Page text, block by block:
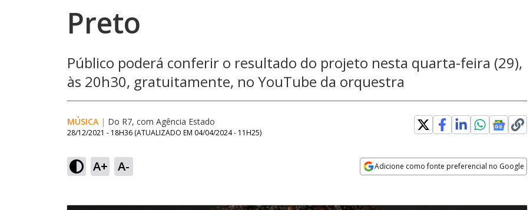
Preto
Público poderá conferir o resultado do projeto nesta quarta-feira (29),
às 20h30, gratuitamente, no YouTube da orquestra
MÚSICA | Do R7, com Agência Estado
28/12/2021 - 18H36 (ATUALIZADO EM 04/04/2024 - 11H25)
A+ A- Adicione como fonte preferencial no Google